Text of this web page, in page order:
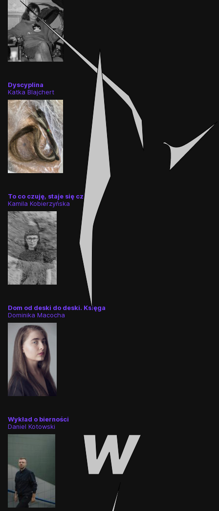
Dyscyplina
Katka Blajchert
To co czuję, staje się czujne
Kamila Kobierzyńska
Dom od deski do deski. Księga
Dominika Macocha
Wykład o bierności
Daniel Kotowski